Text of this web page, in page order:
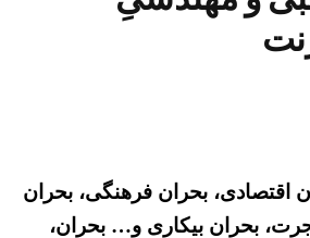
اقتصادی، بحران فرهنگی، بحران
بحران بیکاری و… بحران،